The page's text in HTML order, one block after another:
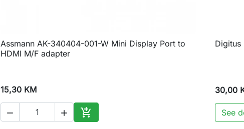
 Brzi pregled
Assmann AK-340404-001-W Mini Display Port to
HDMI M/F adapter
15,30 KM
  
Dodaj u korpu
Digitus
30,00
See